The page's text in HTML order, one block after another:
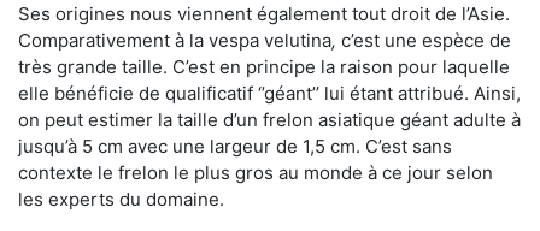
Ses origines nous viennent également tout droit de l’Asie.
Comparativement à la vespa velutina, c’est une espèce de
très grande taille. C’est en principe la raison pour laquelle
elle bénéficie de qualificatif ‘’géant’’ lui étant attribué. Ainsi,
on peut estimer la taille d’un frelon asiatique géant adulte à
jusqu’à 5 cm avec une largeur de 1,5 cm. C’est sans
contexte le frelon le plus gros au monde à ce jour selon
les experts du domaine.